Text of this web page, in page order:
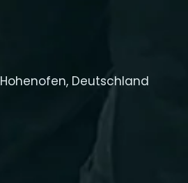
Hohenofen, Deutschland